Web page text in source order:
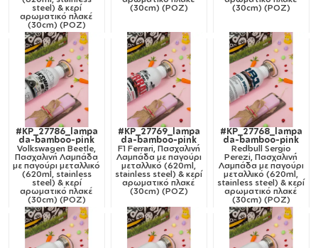
steel) & κερί
αρωματικό πλακέ
(30cm) (ΡΟΖ)
(30cm) (ΡΟΖ)
(30cm) (ΡΟΖ)
#KP_27786_lampa
da-bamboo-pink
Volkswagen Beetle,
Πασχαλινή Λαμπάδα
με παγούρι μεταλλικό
(620ml, stainless
steel) & κερί
αρωματικό πλακέ
(30cm) (ΡΟΖ)
#KP_27769_lampa
da-bamboo-pink
F1 Ferrari, Πασχαλινή
Λαμπάδα με παγούρι
μεταλλικό (620ml,
stainless steel) & κερί
αρωματικό πλακέ
(30cm) (ΡΟΖ)
#KP_27768_lampa
da-bamboo-pink
Redbull Sergio
Perezi, Πασχαλινή
Λαμπάδα με παγούρι
μεταλλικό (620ml,
stainless steel) & κερί
αρωματικό πλακέ
(30cm) (ΡΟΖ)